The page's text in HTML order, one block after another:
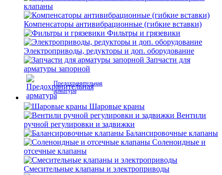
клапаны
Компенсаторы антивибрационные (гибкие вставки)
Фильтры и грязевики
Электроприводы, редукторы и доп. оборудование
Запчасти для
арматуры запорной
Предохранительная
арматура
Шаровые краны
Вентили
ручной регулировки и задвижки
Балансировочные клапаны
Соленоидные и
отсечные клапаны
Смесительные клапаны и электроприводы